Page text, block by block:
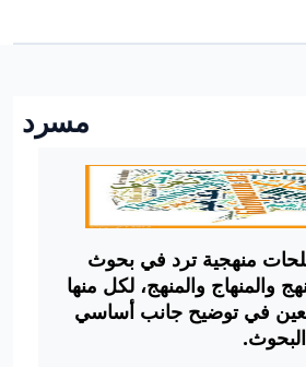
Panneau latéral
مسرد
Conditions d’achèvement
منهجية ترد في بحوث
والمنهاج والمنهج، لكل منها
في توضيح جانب أساسي